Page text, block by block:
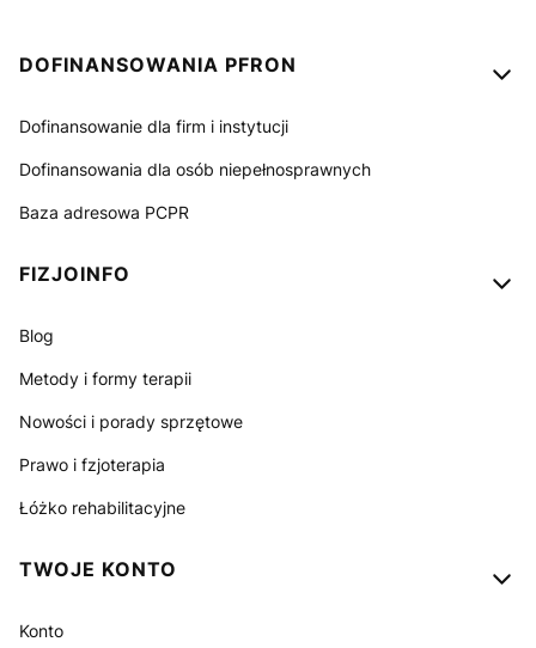
Linki w stopce
DOFINANSOWANIA PFRON
Dofinansowanie dla firm i instytucji
Dofinansowania dla osób niepełnosprawnych
Baza adresowa PCPR
FIZJOINFO
Blog
Metody i formy terapii
Nowości i porady sprzętowe
Prawo i fzjoterapia
Łóżko rehabilitacyjne
TWOJE KONTO
Konto